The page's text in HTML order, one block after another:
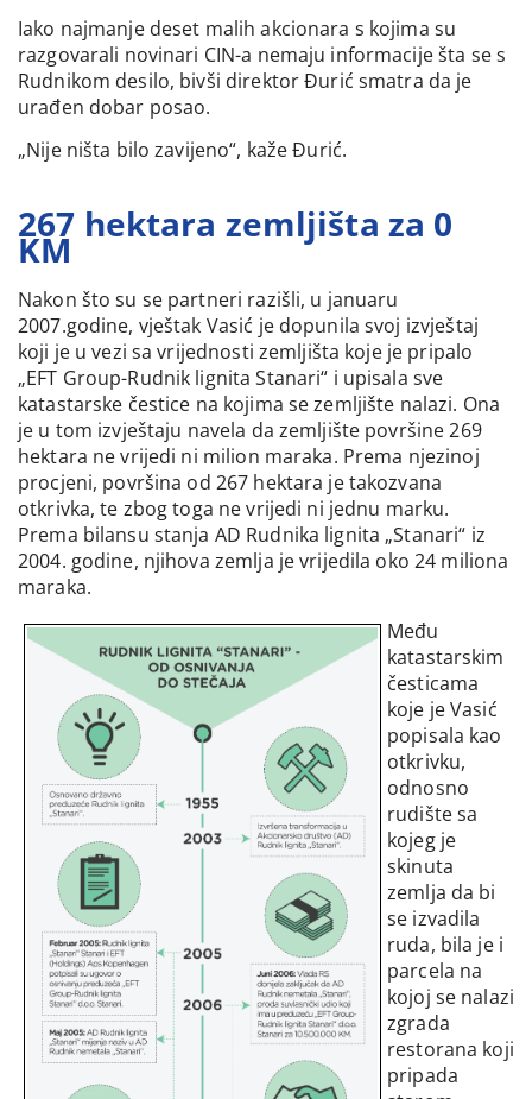
Iako najmanje deset malih akcionara s kojima su
razgovarali novinari CIN-a nemaju informacije šta se s
Rudnikom desilo, bivši direktor Đurić smatra da je
urađen dobar posao.
„Nije ništa bilo zavijeno“, kaže Đurić.
267 hektara zemljišta za 0
KM
Nakon što su se partneri razišli, u januaru
2007.godine, vještak Vasić je dopunila svoj izvještaj
koji je u vezi sa vrijednosti zemljišta koje je pripalo
„EFT Group-Rudnik lignita Stanari“ i upisala sve
katastarske čestice na kojima se zemljište nalazi. Ona
je u tom izvještaju navela da zemljište površine 269
hektara ne vrijedi ni milion maraka. Prema njezinoj
procjeni, površina od 267 hektara je takozvana
otkrivka, te zbog toga ne vrijedi ni jednu marku.
Prema bilansu stanja AD Rudnika lignita „Stanari“ iz
2004. godine, njihova zemlja je vrijedila oko 24 miliona
maraka.
Među
katastarskim
česticama
koje je Vasić
popisala kao
otkrivku,
odnosno
rudište sa
kojeg je
skinuta
zemlja da bi
se izvadila
ruda, bila je i
parcela na
kojoj se nalazi
zgrada
restorana koji
pripada